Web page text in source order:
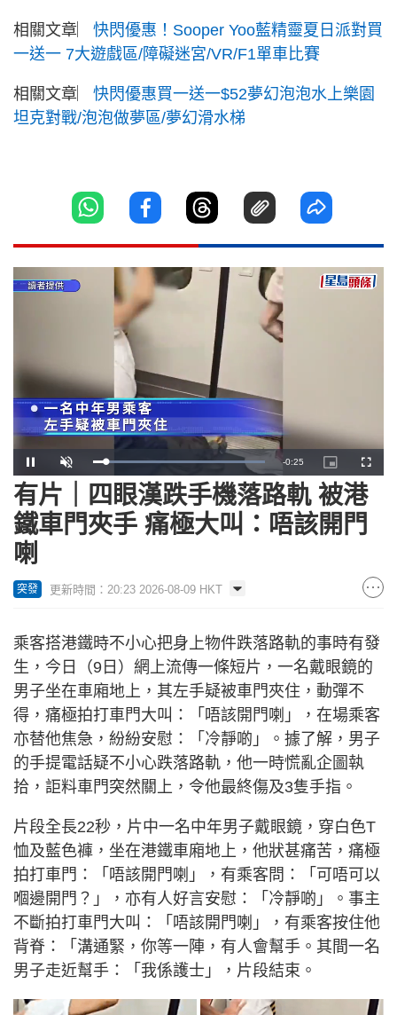
相關文章︳ 快閃優惠！Sooper Yoo藍精靈夏日派對買
一送一 7大遊戲區/障礙迷宮/VR/F1單車比賽
相關文章︳ 快閃優惠買一送一$52夢幻泡泡水上樂園
坦克對戰/泡泡做夢區/夢幻滑水梯
Pause Unmute Loaded:
100.00%
Remaining
Time
-0:23
Picture-
in-
Picture
有片｜四眼漢跌手機落路軌 被港
鐵車門夾手 痛極大叫：唔該開門
喇
突發 更新時間：20:23 2026-08-09 HKT
乘客搭港鐵時不小心把身上物件跌落路軌的事時有發
生，今日（9日）網上流傳一條短片，一名戴眼鏡的
男子坐在車廂地上，其左手疑被車門夾住，動彈不
得，痛極拍打車門大叫：「唔該開門喇」，在場乘客
亦替他焦急，紛紛安慰：「冷靜啲」。據了解，男子
的手提電話疑不小心跌落路軌，他一時慌亂企圖執
拾，詎料車門突然關上，令他最終傷及3隻手指。
片段全長22秒，片中一名中年男子戴眼鏡，穿白色T
恤及藍色褲，坐在港鐵車廂地上，他狀甚痛苦，痛極
拍打車門：「唔該開門喇」，有乘客問：「可唔可以
嗰邊開門？」，亦有人好言安慰：「冷靜啲」。事主
不斷拍打車門大叫：「唔該開門喇」，有乘客按住他
背脊：「溝通緊，你等一陣，有人會幫手。其間一名
男子走近幫手：「我係護士」，片段結束。